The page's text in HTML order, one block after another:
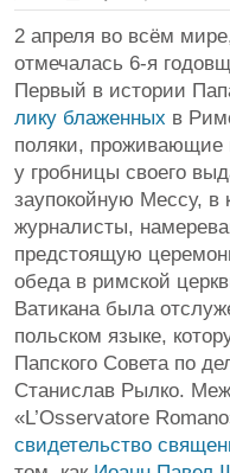
2 апреля во всём
отмечалась 6-я
Первый в истории
лику блаженных в
поляки, проживающие
у гробницы своего
заупокойную Мессу, в
журналисты,
предстоящую
обеда в римской
Ватикана была
польском языке,
Папского Совета по
Станислав Рылко.
«L’Osservatore
свидетельство